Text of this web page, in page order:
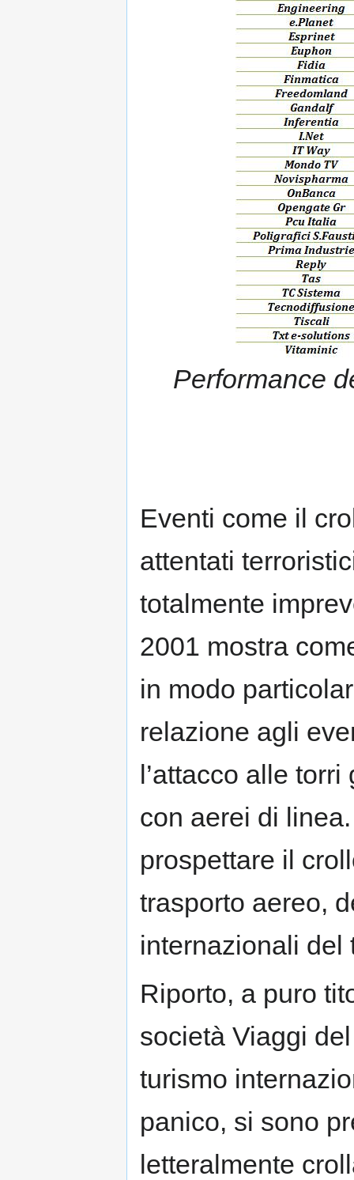
Performance
Eventi come il
attentati
totalmente
2001 mostra
in modo
relazione agli
l’attacco alle
con aerei di
prospettare il
trasporto aereo,
internazionali del
Riporto, a puro
società Viaggi
turismo
panico, si sono
letteralmente